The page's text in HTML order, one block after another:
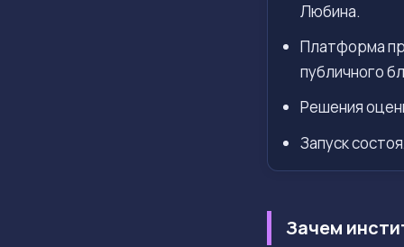
Любина.
Платформа
публичного
Решения
Запуск
Зачем